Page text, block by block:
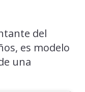
del
es modelo
una